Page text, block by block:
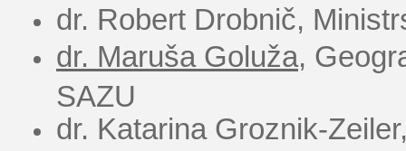
dr. Robert Drobnič,
dr. Maruša Goluža,
SAZU
dr. Katarina Groznik-